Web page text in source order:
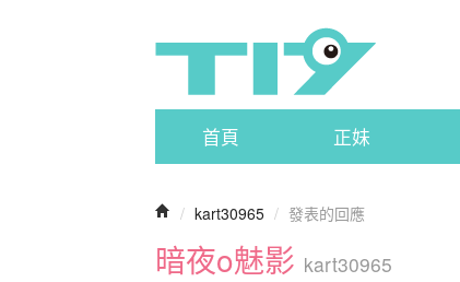
首頁 正妹
/ kart30965 / 發表的回應
暗夜o魅影 kart30965